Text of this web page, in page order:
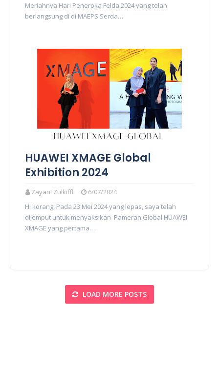
Meriahnya Hari Peneroka Felda 2024 yang telah
berlangsung di di MAEPS Serda…
HUAWEI XMAGE Global
Exhibition 2024
Zayani Zulkiffli
6/07/2024
Hi korang, Pada 23 Mei 2024 yang lepas, saya telah
dijemput untuk menyaksikan Pameran Global HUAWEI
XMAGE yang pertama…
LOAD MORE POSTS